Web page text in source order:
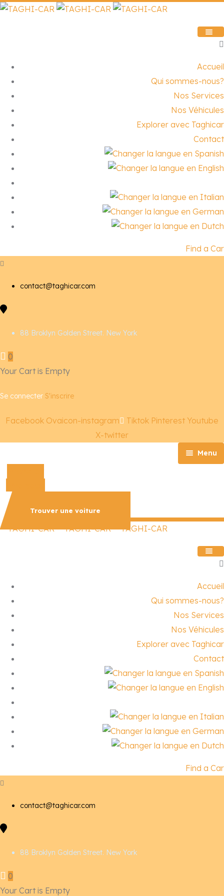
Accueil
Qui sommes-nous?
Nos Services
Nos Véhicules
Explorer avec Taghicar
Contact
Find a Car
contact@taghicar.com
88 Broklyn Golden Street. New York
0
Your Cart is Empty
Se connecter S'inscrire
Facebook Ovaicon-instagram Tiktok Pinterest Youtube
X-twitter
Menu
Nos Services
Nos Véhicules
Explorer avec Taghicar
Trouver une voiture
Accueil
Qui sommes-nous?
Nos Services
Nos Véhicules
Explorer avec Taghicar
Contact
Find a Car
contact@taghicar.com
88 Broklyn Golden Street. New York
0
Your Cart is Empty